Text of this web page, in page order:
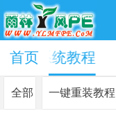
系统教程
首页
全部 一键重装教程